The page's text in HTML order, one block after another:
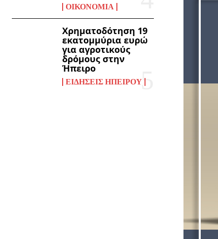
ΟΙΚΟΝΟΜΊΑ
Χρηματοδότηση 19
εκατομμύρια ευρώ
για αγροτικούς
δρόμους στην
Ήπειρο
ΕΙΔΉΣΕΙΣ ΗΠΕΊΡΟΥ